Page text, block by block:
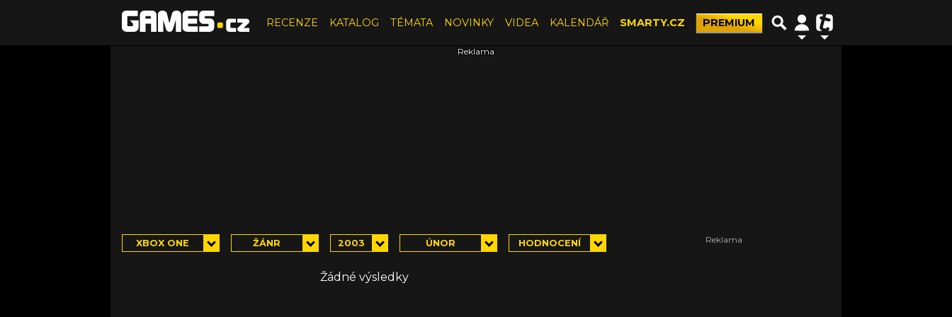
RECENZE KATALOG TÉMATA NOVINKY VIDEA KALENDÁŘ SMARTY.CZ PREMIUM
XBOX ONE ŽÁNR 2003 ÚNOR HODNOCENÍ
Žádné výsledky